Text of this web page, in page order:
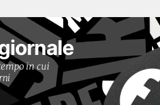
in cui